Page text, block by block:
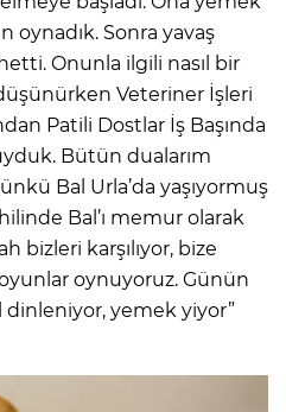
oynadık. Sonra yavaş
Onunla ilgili nasıl bir
Veteriner İşleri
Patili Dostlar İş Başında
Bütün dualarım
Bal Urla’da yaşıyormuş
Bal’ı memur olarak
bizleri karşılıyor, bize
oynuyoruz. Günün
dinleniyor, yemek yiyor”